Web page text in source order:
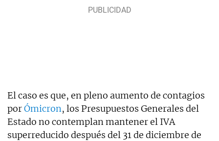
El caso es que, en pleno aumento de contagios
porÓmicron, los Presupuestos Generales del
Estado no contemplan mantener el IVA
superreducido después del 31 de diciembre de